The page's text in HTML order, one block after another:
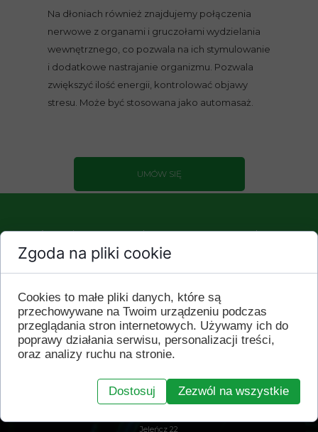
Umów wizytę w godz. 08.00-16.00 pod nr. 665
041 878
Jeleńcz 22
KONTAKT
UMÓW SIĘ
Na dłoniach również znajdujemy połączenia
nerwowe z organami i gruczołami wydzielania
wewnętrznego, co pozwala na ich stymulowanie
i dodatkowe nastrajanie organizmu. Pozwala
zwiększyć ilość energii, kontrolować objawy
stresu. Może być stosowana jako automasaż.
Zgoda na pliki cookie
Cookies to małe pliki danych, które są
przechowywane na Twoim urządzeniu podczas
przeglądania stron internetowych. Używamy ich do
poprawy działania serwisu, personalizacji treści,
oraz analizy ruchu na stronie.
Dostosuj Zezwól na wszystkie